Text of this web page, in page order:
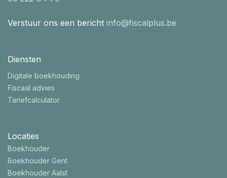
Verstuur ons een bericht info@fiscalplus.be
Diensten
Digitale boekhouding
Fiscaal advies
Tariefcalculator
Locaties
Boekhouder
Boekhouder Gent
Boekhouder Aalst